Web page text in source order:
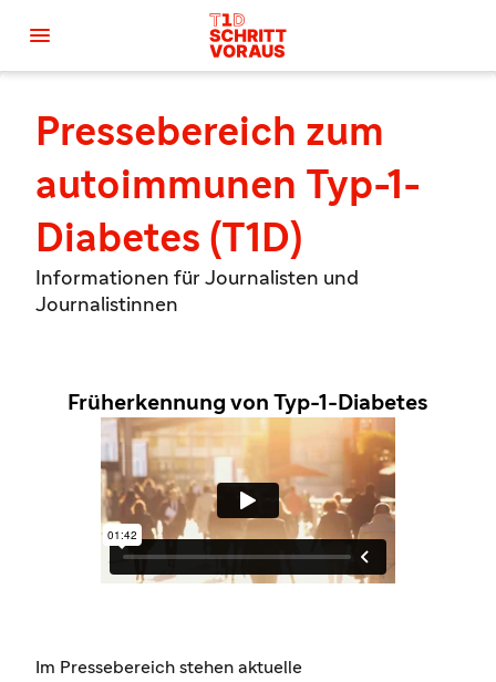

Pressebereich zum
autoimmunen Typ-1-
Diabetes (T1D)
Informationen für Journalisten und
Journalistinnen
Früherkennung von Typ-1-Diabetes
Im Pressebereich stehen aktuelle